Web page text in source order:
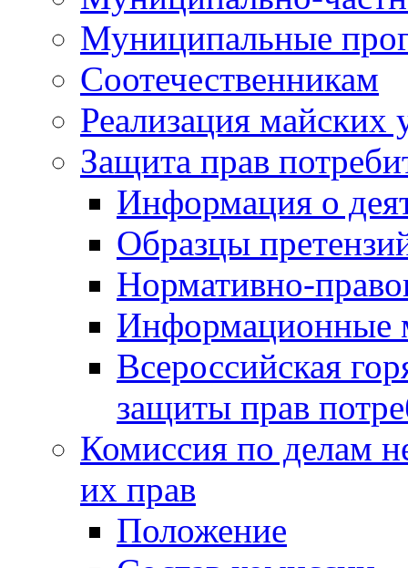
Муниципальные
Соотечественникам
Реализация майских
Защита прав
Информация о
Образцы
Нормативно-
Информационные
Всероссийская
защиты прав
Комиссия по делам
их прав
Положение